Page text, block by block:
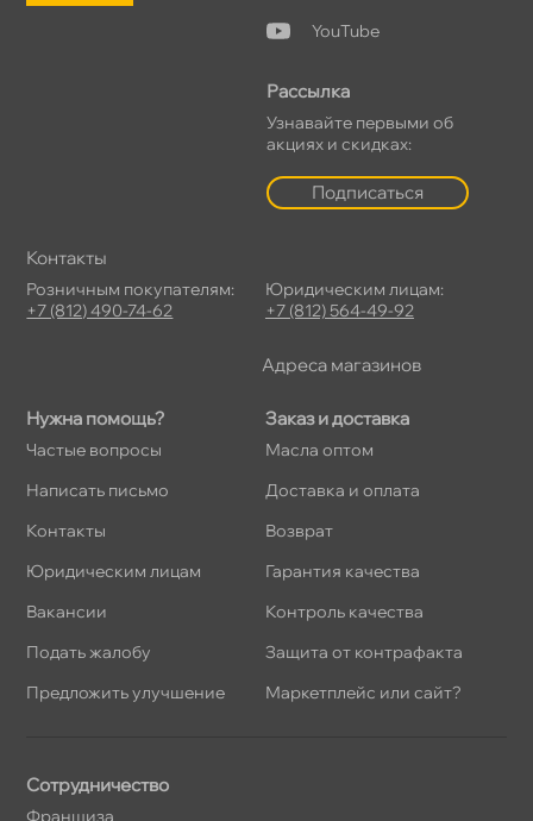
Нужна помощь?
Частые вопросы
Написать письмо
Контакты
Юридическим лицам
акансии
Подать жалобу
Предложить улучшение
Заказ и доставка
Масла оптом
Доставка и оплата
озврат
Гарантия качества
Контроль качества
Защита от контрафакта
Маркетплейс или сайт?
YouTube
Рассылка
Узнавайте первыми о
акциях и скидках:
Подписаться
Сотрудничество
Франшиза
Контакты
Розничным покупателям:
+7 (812) 490-74-62
Юридическим лицам:
+7 (812) 564-49-92
Адреса магазино